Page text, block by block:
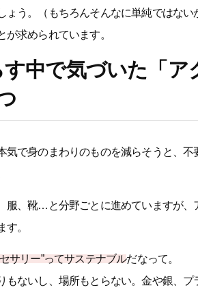
ょう。（もちろんそんなに単純ではな
が求められています。
す中で気づいた「
気で身のまわりのものを減らそうと、
服、靴…と分野ごとに進めていますが
す。
サリー”ってサステナブルだなって。
もないし、場所もとらない。金や銀、